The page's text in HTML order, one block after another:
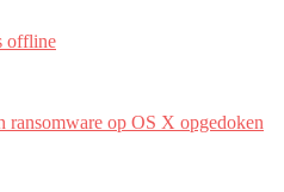
offline
ransomware op OS X opgedoken